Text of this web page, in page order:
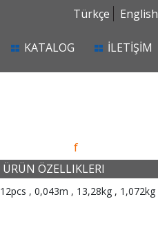
Türkçe English
KATALOG İLETİŞİM
f
ÜRÜN ÖZELLIKLERI
12pcs , 0,043m , 13,28kg , 1,072kg